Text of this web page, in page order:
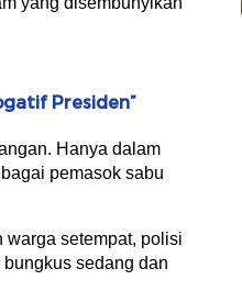
Presiden”
Hanya dalam
pemasok sabu
setempat, polisi
sedang dan